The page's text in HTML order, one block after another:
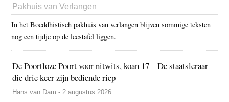
Pakhuis van Verlangen
In het Boeddhistisch pakhuis van verlangen blijven sommige teksten
nog een tijdje op de leestafel liggen.
De Poortloze Poort voor nitwits, koan 17 – De staatsleraar
die drie keer zijn bediende riep
Hans van Dam - 2 augustus 2026